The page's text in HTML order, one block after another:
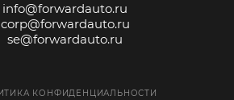
info@forwardauto.ru
corp@forwardauto.ru
se@forwardauto.ru
КОНФИДЕНЦИАЛЬНОСТИ